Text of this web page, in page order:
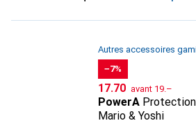
Autres accessoires
−7%
CHF
17.70 avant CHF
19.–
PowerA
Mario & Yoshi